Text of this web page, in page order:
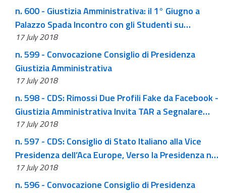
n. 600 - Giustizia Amministrativa: il 1° Giugno a
Palazzo Spada Incontro con gli Studenti su
Costituzione e Leggi Razziali
17 July 2018
n. 599 - Convocazione Consiglio di Presidenza
Giustizia Amministrativa
17 July 2018
n. 598 - CDS: Rimossi Due Profili Fake da Facebook -
Giustizia Amministrativa Invita TAR a Segnalare
Anomalie
17 July 2018
n. 597 - CDS: Consiglio di Stato Italiano alla Vice
Presidenza dell’Aca Europe, Verso la Presidenza nel
2020
17 July 2018
n. 596 - Convocazione Consiglio di Presidenza